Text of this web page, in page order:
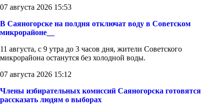
07 августа 2026 15:53
В Саяногорске на полдня отключат воду в Советском
микрорайоне__
11 августа, с 9 утра до 3 часов дня, жители Советского
микрорайона останутся без холодной воды.
07 августа 2026 15:12
Члены избирательных комиссий Саяногорска готовятся
рассказать людям о выборах